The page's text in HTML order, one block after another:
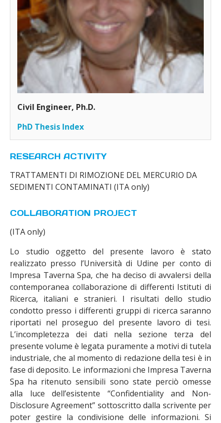
Civil Engineer, Ph.D.
PhD Thesis Index
RESEARCH ACTIVITY
TRATTAMENTI DI RIMOZIONE DEL MERCURIO DA
SEDIMENTI CONTAMINATI (ITA only)
COLLABORATION PROJECT
(ITA only)
Lo studio oggetto del presente lavoro è stato
realizzato presso l’Università di Udine per conto di
Impresa Taverna Spa, che ha deciso di avvalersi della
contemporanea collaborazione di differenti Istituti di
Ricerca, italiani e stranieri. I risultati dello studio
condotto presso i differenti gruppi di ricerca saranno
riportati nel proseguo del presente lavoro di tesi.
L’incompletezza dei dati nella sezione terza del
presente volume è legata puramente a motivi di tutela
industriale, che al momento di redazione della tesi è in
fase di deposito. Le informazioni che Impresa Taverna
Spa ha ritenuto sensibili sono state perciò omesse
alla luce dell’esistente “Confidentiality and Non-
Disclosure Agreement” sottoscritto dalla scrivente per
poter gestire la condivisione delle informazioni. Si